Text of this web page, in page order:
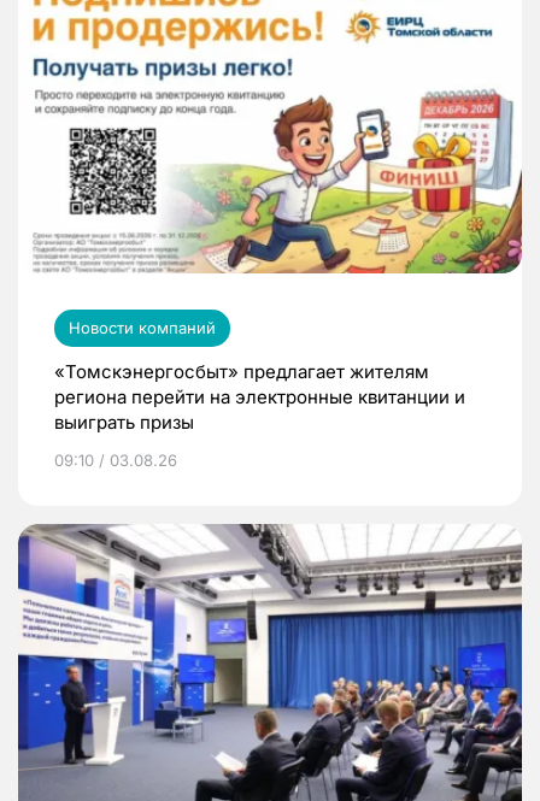
Новости компаний
«Томскэнергосбыт» предлагает жителям
региона перейти на электронные квитанции и
выиграть призы
09:10 / 03.08.26